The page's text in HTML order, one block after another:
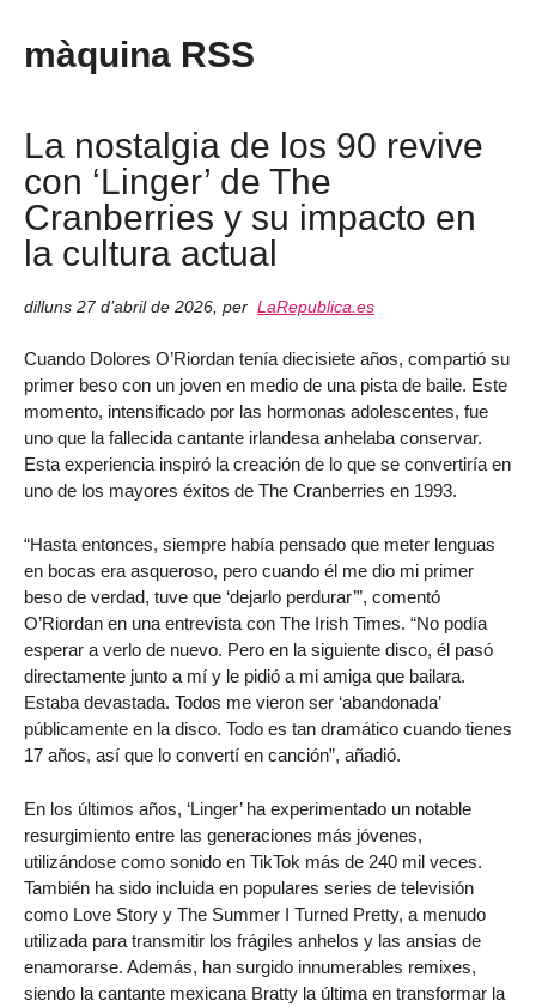
màquina RSS
La nostalgia de los 90 revive
con ‘Linger’ de The
Cranberries y su impacto en
la cultura actual
dilluns 27 d’abril de 2026 per LaRepublica.es
Cuando Dolores O’Riordan tenía diecisiete años, compartió su
primer beso con un joven en medio de una pista de baile. Este
momento, intensificado por las hormonas adolescentes, fue
uno que la fallecida cantante irlandesa anhelaba conservar.
Esta experiencia inspiró la creación de lo que se convertiría en
uno de los mayores éxitos de The Cranberries en 1993.
“Hasta entonces, siempre había pensado que meter lenguas
en bocas era asqueroso, pero cuando él me dio mi primer
beso de verdad, tuve que ‘dejarlo perdurar’”, comentó
O’Riordan en una entrevista con The Irish Times. “No podía
esperar a verlo de nuevo. Pero en la siguiente disco, él pasó
directamente junto a mí y le pidió a mi amiga que bailara.
Estaba devastada. Todos me vieron ser ‘abandonada’
públicamente en la disco. Todo es tan dramático cuando tienes
17 años, así que lo convertí en canción”, añadió.
En los últimos años, ‘Linger’ ha experimentado un notable
resurgimiento entre las generaciones más jóvenes,
utilizándose como sonido en TikTok más de 240 mil veces.
También ha sido incluida en populares series de televisión
como Love Story y The Summer I Turned Pretty, a menudo
utilizada para transmitir los frágiles anhelos y las ansias de
enamorarse. Además, han surgido innumerables remixes,
siendo la cantante mexicana Bratty la última en transformar la